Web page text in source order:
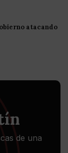
atacando
de una